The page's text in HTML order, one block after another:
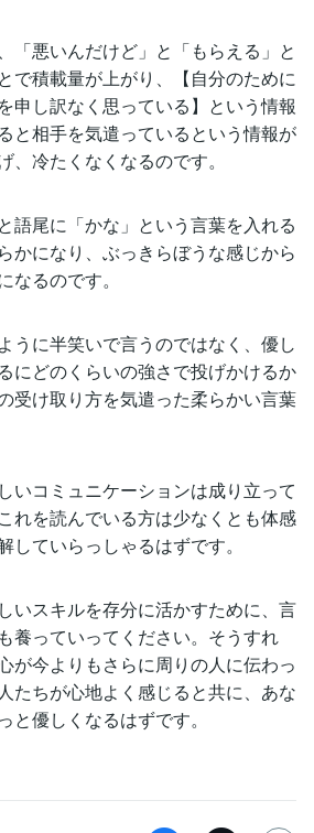
「悪いんだけど」と「もらえる」と
で積載量が上がり、【自分のために
申し訳なく思っている】という情報
と相手を気遣っているという情報が
、冷たくなくなるのです。
語尾に「かな」という言葉を入れる
かになり、ぶっきらぼうな感じから
なるのです。
うに半笑いで言うのではなく、優し
にどのくらいの強さで投げかけるか
受け取り方を気遣った柔らかい言葉
いコミュニケーションは成り立って
れを読んでいる方は少なくとも体感
していらっしゃるはずです。
いスキルを存分に活かすために、言
養っていってください。そうすれ
が今よりもさらに周りの人に伝わっ
たちが心地よく感じると共に、あな
と優しくなるはずです。